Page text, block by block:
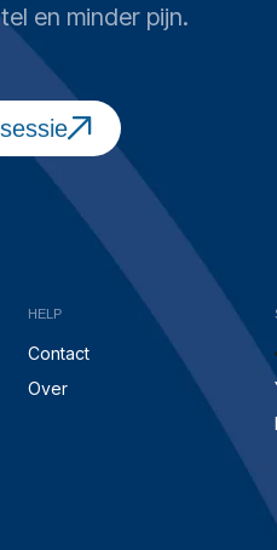
en minder pijn.
HELP
Contact
Over